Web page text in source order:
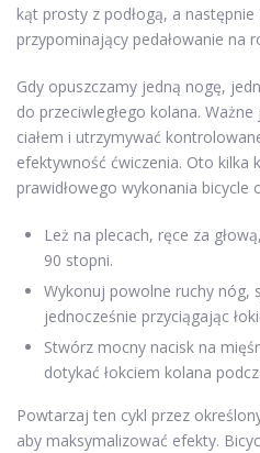
kąt prosty z podłogą, a następnie
przypominający pedałowanie na
Gdy opuszczamy jedną nogę,
do przeciwległego kolana.
ciałem i utrzymywać
efektywność ćwiczenia. Oto kilka
prawidłowego wykonania bicycle
Leż na plecach, ręce za
90 stopni.
Wykonuj powolne ruchy nóg,
jednocześnie przyciągając
Stwórz mocny nacisk na
dotykać łokciem kolana
Powtarzaj ten cykl przez
aby maksymalizować efekty.